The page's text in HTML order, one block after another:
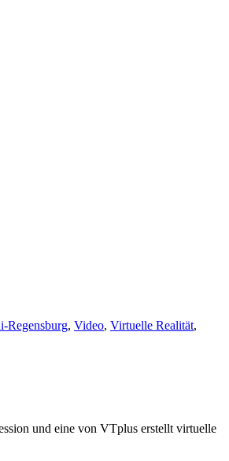
Regensburg, Video, Virtuelle Realität,
und eine von VTplus erstellt virtuelle